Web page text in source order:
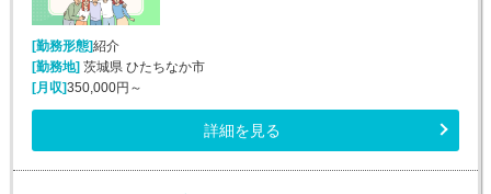
[勤務形態]紹介
[勤務地] 茨城県 ひたちなか市
[月収]350,000円～
詳細を見る